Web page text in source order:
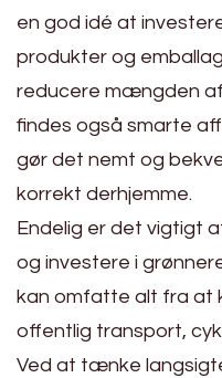
en god idé at
produkter og
reducere mængden
findes også smarte
gør det nemt og
korrekt derhjemme.
Endelig er det vigtigt
og investere i
kan omfatte alt fra at
offentlig transport,
Ved at tænke